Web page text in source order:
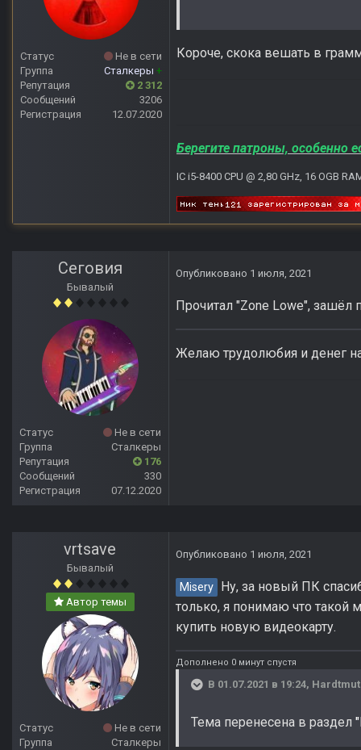
Статус
Не в сети
Группа
Сталкеры +
Репутация
2 312
Сообщений
3206
Регистрация
12.07.2020
Короче, скока вешать в
Берегите патроны, особенно
IC i5-8400 CPU @ 2,80 GHz, 16 OGB
Сеговия
Бывалый
Статус
Не в сети
Группа
Сталкеры
Репутация
176
Сообщений
330
Регистрация
07.12.2020
Опубликовано 1 июля, 2021
Прочитал "Zone Lowe", зашёл
Желаю трудолюбия и денег
vrtsave
Бывалый
Автор темы
Статус
Не в сети
Группа
Сталкеры
Опубликовано 1 июля, 2021
Misery Ну, за новый ПК
только, я понимаю что такой
купить новую видеокарту.
Дополнено 0 минут спустя
В 01.07.2021 в 19:24,
Тема перенесена в раздел